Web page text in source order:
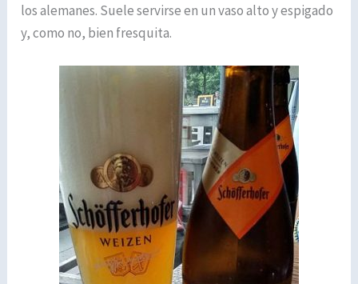
los alemanes. Suele servirse en un vaso alto y espigado
y, como no, bien fresquita.